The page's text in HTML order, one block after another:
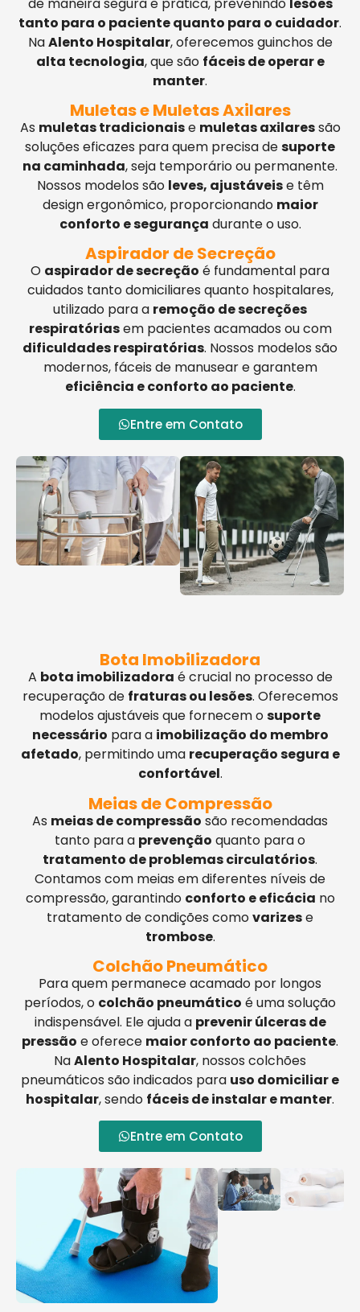
tanto para o paciente quanto para o cuidador.
NaAlento Hospitalar, oferecemos guinchos de
alta tecnologia, que são fáceis de operar e
manter.
Muletas e Muletas Axilares
As muletas tradicionaise muletas axilaressão
soluções eficazes para quem precisa desuporte
na caminhada, seja temporário ou permanente.
Nossos modelos são leves, ajustáveise têm
design ergonômico, proporcionando maior
conforto e segurança durante o uso.
Aspirador de Secreção
O aspirador de secreção é fundamental para
cuidados tanto domiciliares quanto hospitalares,
utilizado para a remoção de secreções
respiratóriasem pacientes acamados ou com
dificuldades respiratórias. Nossos modelos são
modernos, fáceis de manusear e garantem
eficiência e conforto ao paciente.
Entre em Contato
Bota Imobilizadora
A bota imobilizadora é crucial no processo de
recuperação de fraturas ou lesões. Oferecemos
modelos ajustáveis que fornecem osuporte
necessário para a imobilização do membro
afetado, permitindo uma recuperação segura e
confortável.
Meias de Compressão
As meias de compressão são recomendadas
tanto para a prevenção quanto para o
tratamento de problemas circulatórios.
Contamos com meias em diferentes níveis de
compressão, garantindo conforto e eficácia no
tratamento de condições comovarizese
trombose.
Colchão Pneumático
Para quem permanece acamado por longos
períodos, o colchão pneumático é uma solução
indispensável. Ele ajuda a prevenir úlceras de
pressão e oferece maior conforto ao paciente.
NaAlento Hospitalar, nossos colchões
pneumáticos são indicados para uso domiciliar e
hospitalar, sendo fáceis de instalar e manter.
Entre em Contato